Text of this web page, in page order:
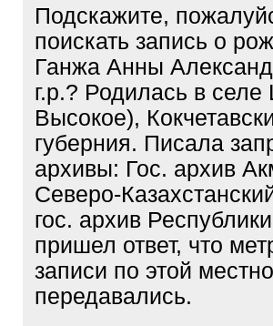
Подскажите,
поискать запись о
Ганжа Анны
г.р.? Родилась в
Высокое),
губерния. Писала
архивы: Гос. архив
Северо-
гос. архив
пришел ответ, что
записи по этой
передавались.